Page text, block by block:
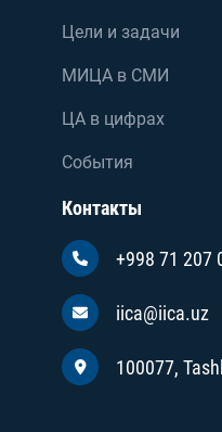
Цели и задачи
МИЦА в СМИ
ЦА в цифрах
События
Контакты
+998 71 207
iica@iica.uz
100077,